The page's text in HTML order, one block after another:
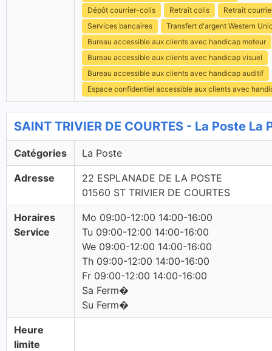
Dépôt courrier-colis
Retrait colis
Retrait
Services bancaires
Transfert d'argent Western
Bureau accessible aux clients avec handicap moteur
Bureau accessible aux clients avec handicap visuel
Bureau accessible aux clients avec handicap auditif
Espace confidentiel accessible aux clients avec
SAINT TRIVIER DE COURTES - La Poste La
Catégories La Poste
Adresse
22 ESPLANADE DE LA POSTE
01560 ST TRIVIER DE COURTES
Horaires
Service
Mo 09:00-12:00 14:00-16:00
Tu 09:00-12:00 14:00-16:00
We 09:00-12:00 14:00-16:00
Th 09:00-12:00 14:00-16:00
Fr 09:00-12:00 14:00-16:00
Sa Ferm�
Su Ferm�
Heure
limite